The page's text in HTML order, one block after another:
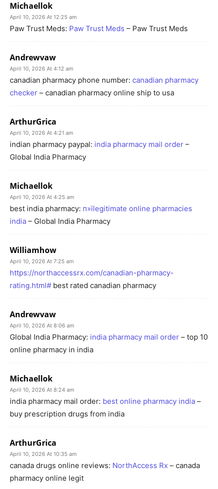
Michaellok
April 10, 2026 At 12:25 am
Paw Trust Meds: Paw Trust Meds – Paw Trust Meds
Andrewvaw
April 10, 2026 At 4:12 am
canadian pharmacy phone number: canadian pharmacy
checker – canadian pharmacy online ship to usa
ArthurGrica
April 10, 2026 At 4:21 am
indian pharmacy paypal: india pharmacy mail order –
Global India Pharmacy
Michaellok
April 10, 2026 At 4:25 am
best india pharmacy: п»їlegitimate online pharmacies
india – Global India Pharmacy
Williamhow
April 10, 2026 At 7:25 am
https://northaccessrx.com/canadian-pharmacy-
rating.html# best rated canadian pharmacy
Andrewvaw
April 10, 2026 At 8:06 am
Global India Pharmacy: india pharmacy mail order – top 10
online pharmacy in india
Michaellok
April 10, 2026 At 8:24 am
india pharmacy mail order: best online pharmacy india –
buy prescription drugs from india
ArthurGrica
April 10, 2026 At 10:35 am
canada drugs online reviews: NorthAccess Rx – canada
pharmacy online legit